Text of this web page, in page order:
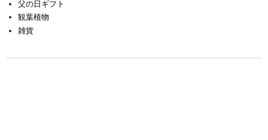
父の日ギフト
観葉植物
雑貨